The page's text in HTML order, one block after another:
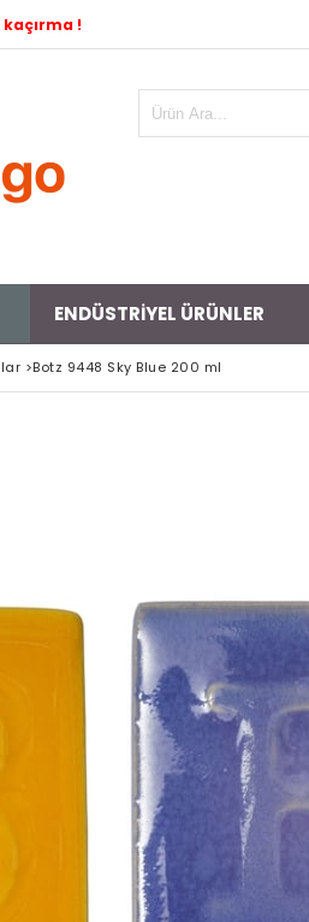
kaçırma !
ENDÜSTRİYEL ÜRÜNLER
>Botz 9448 Sky Blue 200 ml